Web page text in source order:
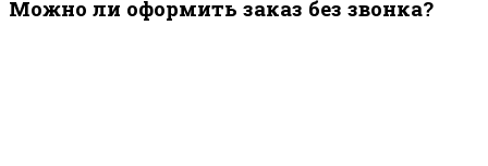
Можно ли оформить заказ без звонка?